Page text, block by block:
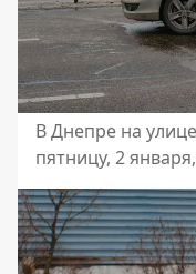
В Днепре на
пятницу, 2